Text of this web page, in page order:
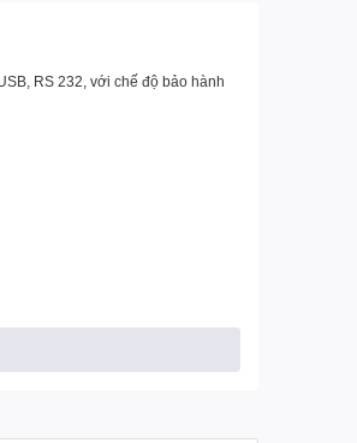
RS 232, với chế độ bảo hành